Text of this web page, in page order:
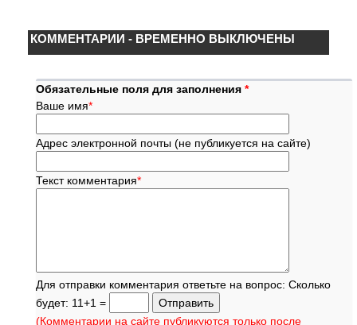
КОММЕНТАРИИ - ВРЕМЕННО ВЫКЛЮЧЕНЫ
Обязательные поля для заполнения *
Ваше имя*
Адрес электронной почты (не публикуется на сайте)
Текст комментария*
Для отправки комментария ответьте на вопрос: Сколько
будет: 11+1 =
(Комментарии на сайте публикуются только после